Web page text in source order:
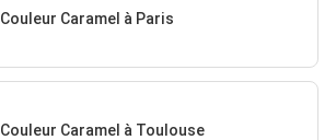
Couleur Caramel à Paris
Couleur Caramel à Toulouse